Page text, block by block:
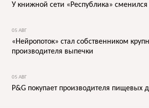
У книжной сети «Республика»
05 АВГ
«Нейропоток» стал собственником
производителя выпечки
05 АВГ
P&G покупает производителя пищевых